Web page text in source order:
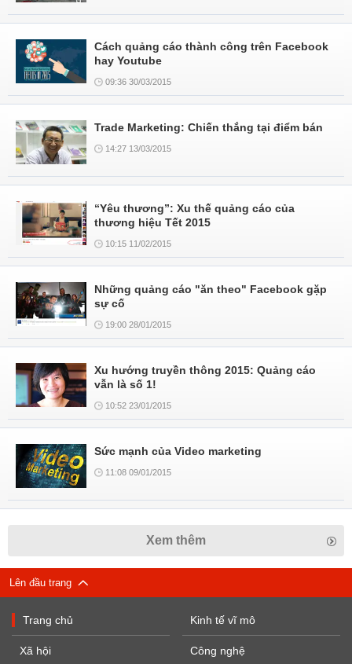
Cách quảng cáo thành công trên Facebook
hay Youtube
09:36 30/03/2015
Trade Marketing: Chiến thắng tại điểm bán
14:27 13/03/2015
“Yêu thương”: Xu thế quảng cáo của
thương hiệu Tết 2015
10:15 11/02/2015
Những quảng cáo "ăn theo" Facebook gặp
sự cố
19:00 28/01/2015
Xu hướng truyền thông 2015: Quảng cáo
vẫn là số 1!
10:52 23/01/2015
Sức mạnh của Video marketing
11:08 09/01/2015
Xem thêm
Lên đầu trang
Trang chủ
Xã hội
Kinh tế vĩ mô
Công nghệ